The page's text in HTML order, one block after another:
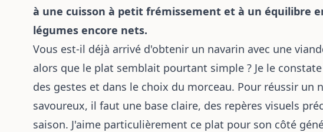
à une cuisson à petit frémissement et à un équilibre
légumes encore nets.
Vous est-il déjà arrivé d'obtenir un navarin avec une
alors que le plat semblait pourtant simple ? Je le
des gestes et dans le choix du morceau. Pour réussir un
savoureux, il faut une base claire, des repères visuels
saison. J'aime particulièrement ce plat pour son côté